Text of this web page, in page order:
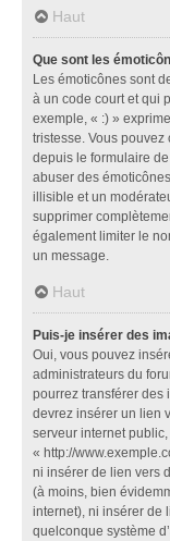
Haut
Que sont les
Les émoticônes sont
à un code court et qui
exemple, « :) »
tristesse. Vous
depuis le formulaire
abuser des
illisible et un
supprimer
également limiter le
un message.
Haut
Puis-je insérer des
Oui, vous pouvez
administrateurs du
pourrez transférer des
devrez insérer un lien
serveur internet
« http://
ni insérer de lien vers
(à moins, bien
internet), ni insérer de
quelconque système